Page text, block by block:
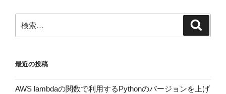
o
k
ゲ
ー
ョ
ン
ジ
索:
最近の投稿
AWS lambdaの関数で利用するPythonのバージョンを上げ